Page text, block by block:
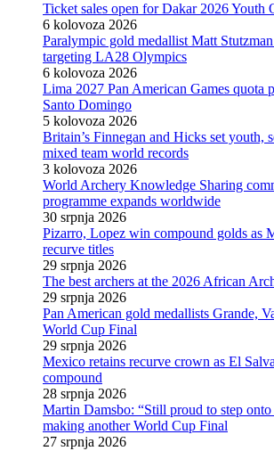
Ticket sales open for Dakar 2026 Youth
6 kolovoza 2026
Paralympic gold medallist Matt
targeting LA28 Olympics
6 kolovoza 2026
Lima 2027 Pan American Games quota
Santo Domingo
5 kolovoza 2026
Britain’s Finnegan and Hicks set youth,
mixed team world records
3 kolovoza 2026
World Archery Knowledge Sharing
programme expands worldwide
30 srpnja 2026
Pizarro, Lopez win compound golds as
recurve titles
29 srpnja 2026
The best archers at the 2026 African
29 srpnja 2026
Pan American gold medallists Grande,
World Cup Final
29 srpnja 2026
Mexico retains recurve crown as El
compound
28 srpnja 2026
Martin Damsbo: “Still proud to step onto
making another World Cup Final
27 srpnja 2026